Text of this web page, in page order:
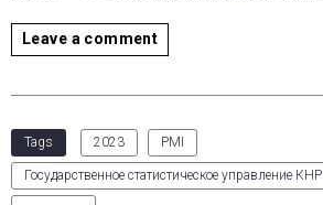
Leave a comment
Tags 2023 PMI
Государственное статистическое управление КНР